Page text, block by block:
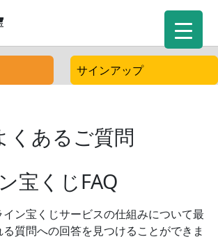
サインアップ
くあるご質問
宝くじFAQ
ン宝くじサービスの仕組みについて最
質問への回答を見つけることができま